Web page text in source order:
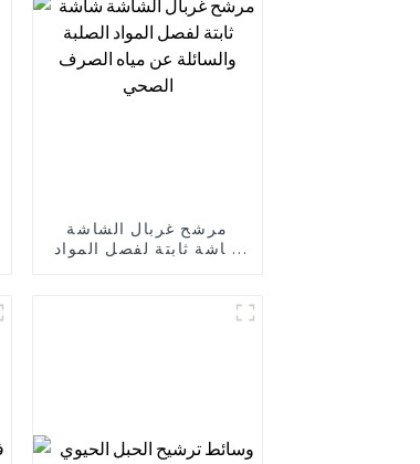
مرشح غربال الشاشة
شاشة ثابتة لفصل المواد